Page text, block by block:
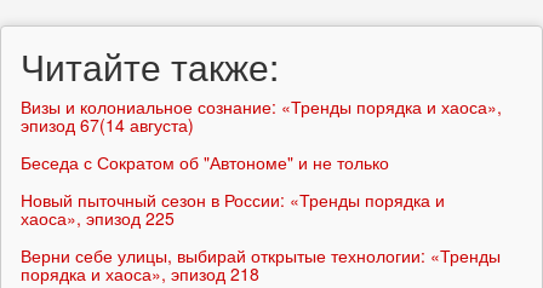
Читайте также:
Визы и колониальное сознание: «Тренды порядка и хаоса»,
эпизод 67(14 августа)
Беседа с Сократом об "Автономе" и не только
Новый пыточный сезон в России: «Тренды порядка и
хаоса», эпизод 225
Верни себе улицы, выбирай открытые технологии: «Тренды
порядка и хаоса», эпизод 218